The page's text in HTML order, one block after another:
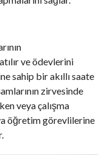
ve ödevlerini
sahip bir akıllı saate
zirvesinde
veya çalışma
öğretim görevlilerine